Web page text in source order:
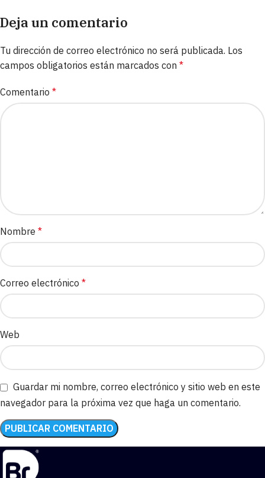
Deja un comentario
Tu dirección de correo electrónico no será publicada. Los
campos obligatorios están marcados con *
Comentario *
Nombre *
Correo electrónico *
Web
Guardar mi nombre, correo electrónico y sitio web en este
navegador para la próxima vez que haga un comentario.